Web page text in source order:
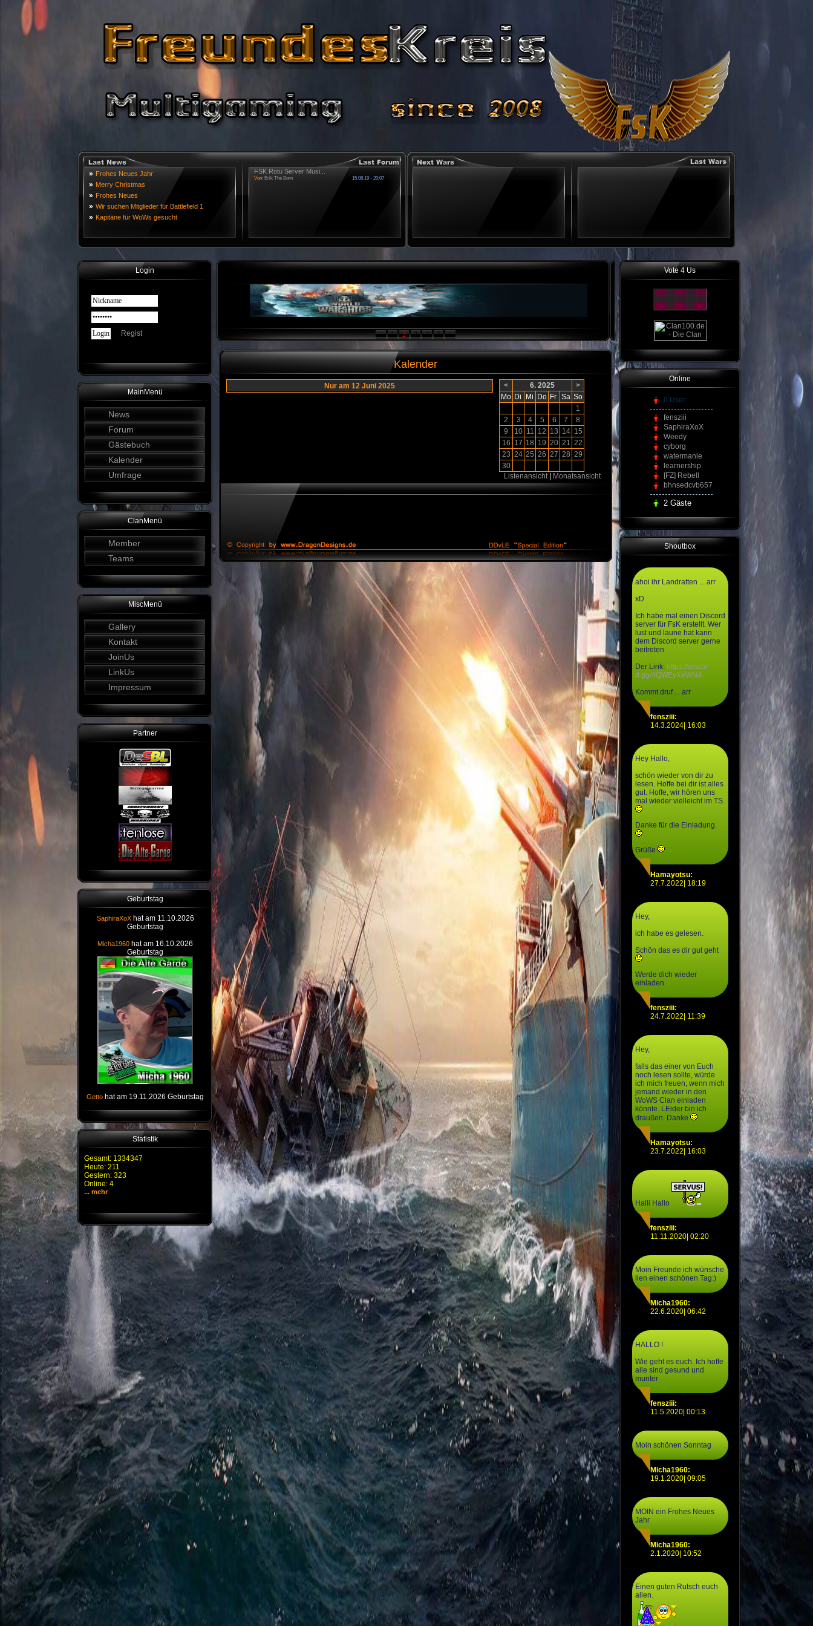
» Frohes Neues Jahr
» Merry Christmas
» Frohes Neues
» Wir suchen Mitglieder für Battlefield 1
» Kapitäne für WoWs gesucht
FSK Rotu Server Musi...
Von: Erik The Born 15.08.19 - 20:07
Login
Regist
MainMenü
News
Forum
Gästebuch
Kalender
Umfrage
ClanMenü
Member
Teams
MiscMenü
Gallery
Kontakt
JoinUs
LinkUs
Impressum
Partner
Geburtstag
SaphiraXoXhat am 11.10.2026
Geburtstag
Micha1960 hat am 16.10.2026
Geburtstag
Getto hat am 19.11.2026 Geburtstag
Statistik
Gesamt: 1334347
Heute: 211
Gestern: 323
Online: 4
... mehr
< 1 2 3 4 5 >
Kalender
Nur am 12 Juni 2025 < 6. 2025
>
Mo Di Mi Do Fr Sa So
1
2
3 4 5 6 7
8
9
10 11 12 13 14 15
16 17 18 19 20 21 22
23 24 25 26 27 28 29
30
Listenansicht| Monatsansicht
Vote 4 Us
Online
0 User
fensziii
SaphiraXoX
Weedy
cyborg
watermanle
learnership
[FZ] Rebell
bhnsedcvb657
2 Gäste
Shoutbox
ahoi ihr Landratten ... arr
xD
Ich habe mal einen Discord
server für FsK erstellt. Wer
lust und laune hat kann
dem Discord server gerne
beitreten
Der Link: https://discor
d.gg/4QWEyXeWNA
Kommt druf ... arr
fensziii:
14.3.2024| 16:03
Hey Hallo,
schön wieder von dir zu
lesen. Hoffe bei dir ist alles
gut. Hoffe, wir hören uns
mal wieder vielleicht im TS.
Danke für die Einladung.
Grüße
Hamayotsu:
27.7.2022| 18:19
Hey,
ich habe es gelesen.
Schön das es dir gut geht
Werde dich wieder
einladen.
fensziii:
24.7.2022| 11:39
Hey,
falls das einer von Euch
noch lesen sollte, würde
ich mich freuen, wenn mich
jemand wieder in den
WoWS Clan einladen
könnte. LEider bin ich
draußen. Danke
Hamayotsu:
23.7.2022| 16:03
Halli Hallo
fensziii:
11.11.2020| 02:20
Moin Freunde ich wünsche
llen einen schönen Tag:)
Micha1960:
22.6.2020| 06:42
HALLO !
Wie geht es euch. Ich hoffe
alle sind gesund und
munter
fensziii:
11.5.2020| 00:13
Moin schönen Sonntag
Micha1960:
19.1.2020| 09:05
MOIN ein Frohes Neues
Jahr
Micha1960:
2.1.2020| 10:52
Einen guten Rutsch euch
allen.